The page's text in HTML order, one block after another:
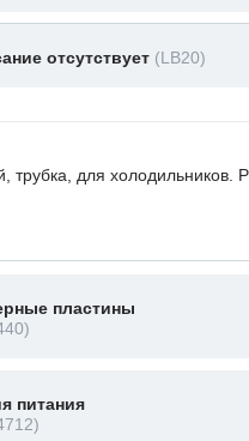
отсутствует (LB20)
трубка, для
пластины
питания